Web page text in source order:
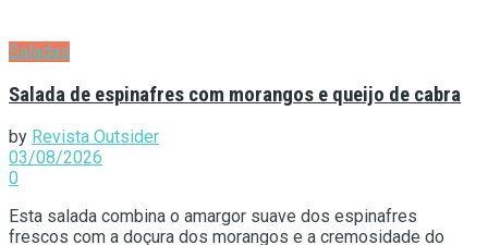
Saladas
Salada de espinafres com morangos e queijo de cabra
by Revista Outsider
03/08/2026
0
Esta salada combina o amargor suave dos espinafres
frescos com a doçura dos morangos e a cremosidade do